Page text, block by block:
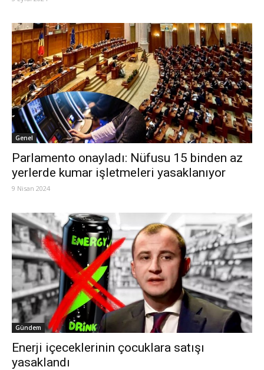
Genel
Parlamento onayladı: Nüfusu 15 binden az
yerlerde kumar işletmeleri yasaklanıyor
9 Nisan 2024
Gündem
Enerji içeceklerinin çocuklara satışı
yasaklandı